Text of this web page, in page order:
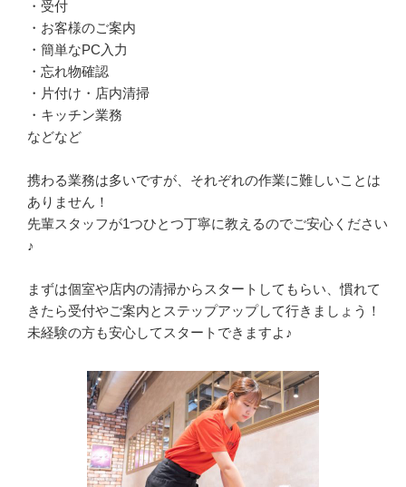
・受付
・お客様のご案内
・簡単なPC入力
・忘れ物確認
・片付け・店内清掃
・キッチン業務
などなど
携わる業務は多いですが、それぞれの作業に難しいことは
ありません！
先輩スタッフが1つひとつ丁寧に教えるのでご安心ください
♪
まずは個室や店内の清掃からスタートしてもらい、慣れて
きたら受付やご案内とステップアップして行きましょう！
未経験の方も安心してスタートできますよ♪